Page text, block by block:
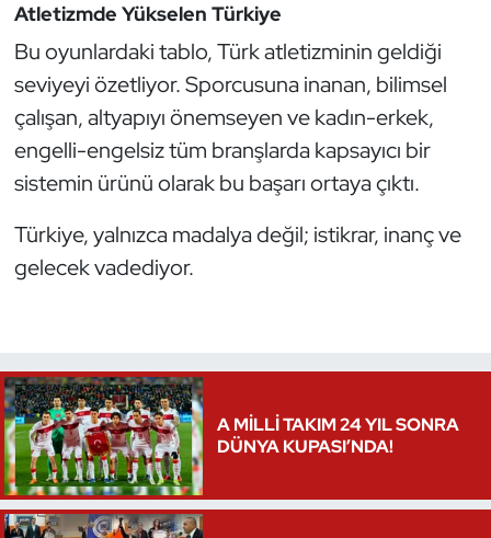
Atletizmde Yükselen Türkiye
Bu oyunlardaki tablo, Türk atletizminin geldiği
seviyeyi özetliyor. Sporcusuna inanan, bilimsel
çalışan, altyapıyı önemseyen ve kadın-erkek,
engelli-engelsiz tüm branşlarda kapsayıcı bir
sistemin ürünü olarak bu başarı ortaya çıktı.
Türkiye, yalnızca madalya değil; istikrar, inanç ve
gelecek vadediyor.
A MİLLİ TAKIM 24 YIL SONRA
DÜNYA KUPASI’NDA!